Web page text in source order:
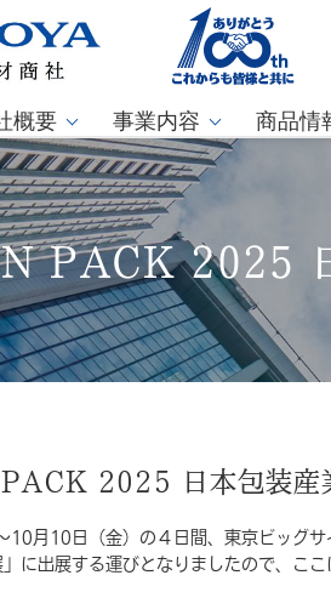
概要 事業内容 商品情
PACK 2025 日
2025 日本包装産
10月10日（金）の４日間、東京ビッグ
」に出展する運びとなりましたので、ここ